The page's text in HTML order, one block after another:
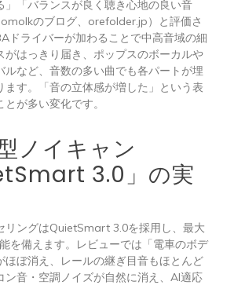
」「バランスが良く聴き心地の良い音
のブログ、orefolder.jp）と評価さ
ドライバーが加わることで中高音域の細
がはっきり届き、ポップスのボーカルや
ルなど、音数の多い曲でも各パートが埋
ます。「音の立体感が増した」という表
が多い変化です。
ノイキャン
3.0」の実
リングはQuietSmart 3.0を採用し、最大
を備えます。レビューでは「電車のボデ
ほぼ消え、レールの継ぎ目音もほとんど
ン音・空調ノイズが自然に消え、AI適応